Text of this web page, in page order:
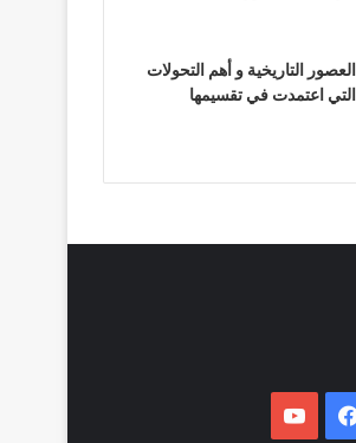
العصور التاريخية و أهم التحولات
التي اعتمدت في تقسيمها
فيسبوكيوتيوب